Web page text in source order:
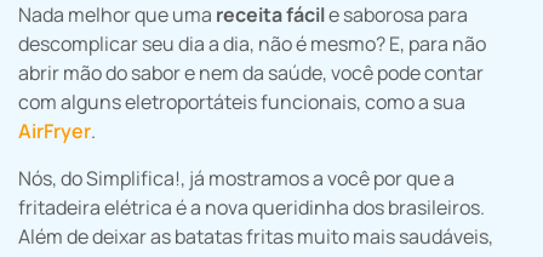
Nada melhor que uma receita fácile saborosa para
descomplicar seu dia a dia, não é mesmo? E, para não
abrir mão do sabor e nem da saúde, você pode contar
com alguns eletroportáteis funcionais, como a sua
AirFryer.
Nós, do Simplifica!, já mostramos a você por que a
fritadeira elétrica é a nova queridinha dos brasileiros.
Além de deixar as batatas fritas muito mais saudáveis,